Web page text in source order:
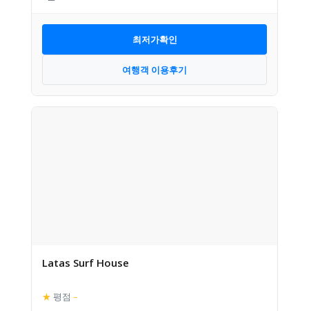
최저가확인
여행객 이용후기
Latas Surf House
★ 평점 –